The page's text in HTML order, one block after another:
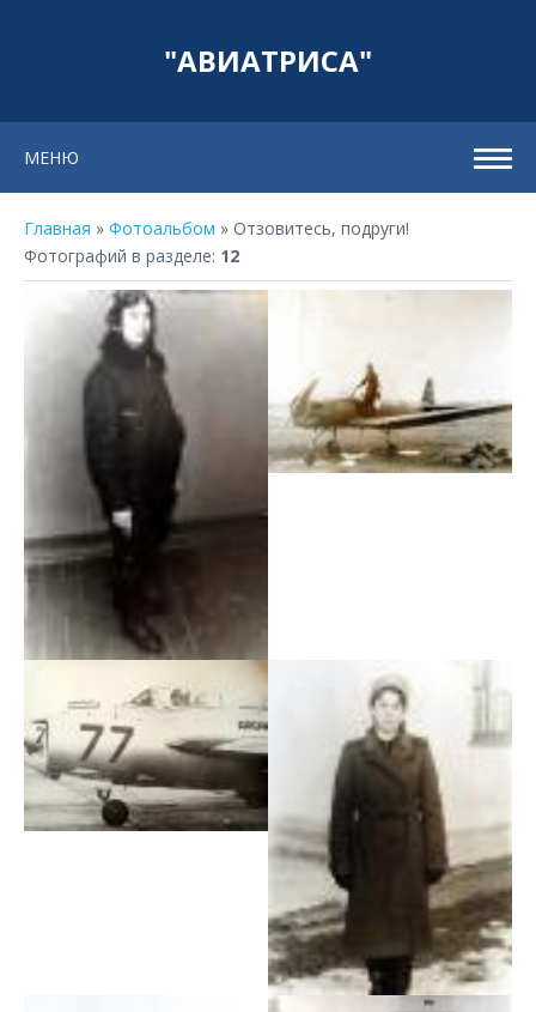
"АВИАТРИСА"
МЕНЮ
Главная » Фотоальбом » Отзовитесь, подруги!
Фотографий в разделе: 12